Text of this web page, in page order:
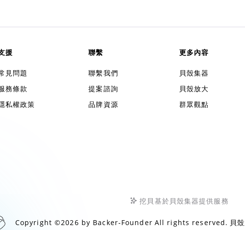
援
見問題
務條款
私權政策
聯繫
聯繫我們
提案諮詢
品牌資源
更多內容
貝殼集器
貝殼放大
群眾觀點
挖貝基於貝殼集器提供服務
Copyright ©2026 by Backer-Founder All rights reserved. 貝